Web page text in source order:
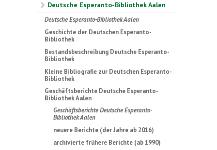
Deutsche Esperanto-Bibliothek Aalen
Deutsche Esperanto-Bibliothek Aalen
Geschichte der Deutschen Esperanto-
Bibliothek
Bestandsbeschreibung Deutsche Esperanto-
Bibliothek
Kleine Bibliografie zur Deutschen Esperanto-
Bibliothek
Geschäftsberichte Deutsche Esperanto-
Bibliothek Aalen
Geschäftsberichte Deutsche Esperanto-
Bibliothek Aalen
neuere Berichte (der Jahre ab 2016)
archivierte frühere Berichte (ab 1990)